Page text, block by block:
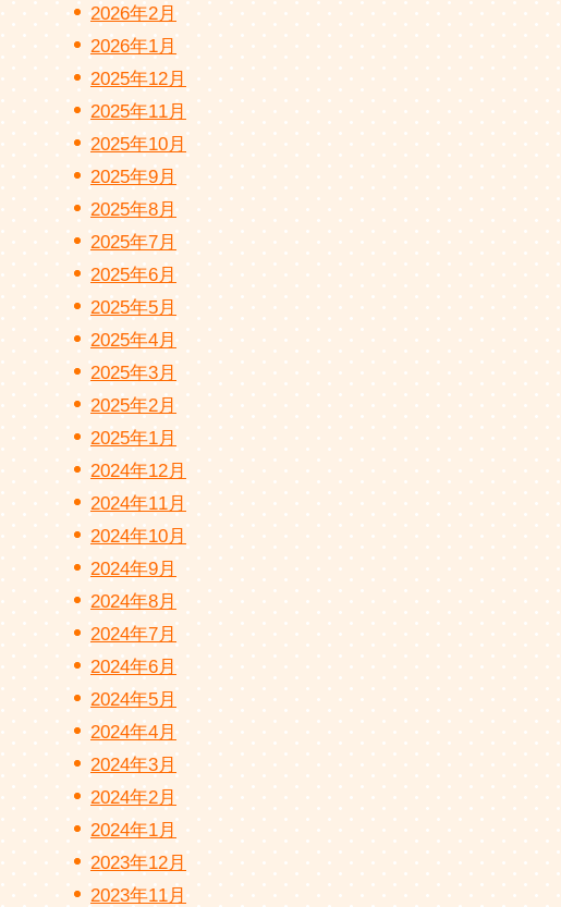
2026年2月
2026年1月
2025年12月
2025年11月
2025年10月
2025年9月
2025年8月
2025年7月
2025年6月
2025年5月
2025年4月
2025年3月
2025年2月
2025年1月
2024年12月
2024年11月
2024年10月
2024年9月
2024年8月
2024年7月
2024年6月
2024年5月
2024年4月
2024年3月
2024年2月
2024年1月
2023年12月
2023年11月